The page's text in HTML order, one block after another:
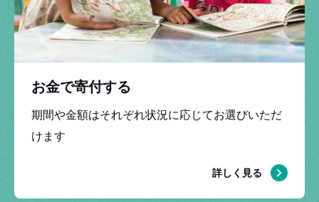
寄付する
お金で寄付する
期間や金額はそれぞれ状況に応じてお選びいただ
けます
詳しく見る